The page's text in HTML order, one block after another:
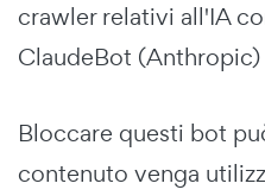
crawler relativi all'IA
ClaudeBot
Bloccare questi bot
contenuto venga